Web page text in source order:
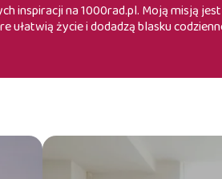
inspiracji na 1000rad.pl. Moją misją
ułatwią życie i dodadzą blasku